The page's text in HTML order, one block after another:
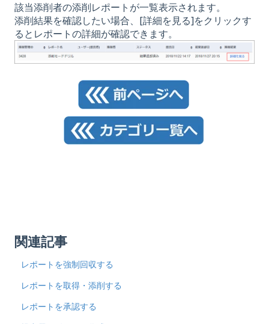
該当添削者の添削レポートが一覧表示されます。
添削結果を確認したい場合、[詳細を見る]をクリックす
るとレポートの詳細が確認できます。
関連記事
レポートを強制回収する
レポートを取得・添削する
レポートを承認する